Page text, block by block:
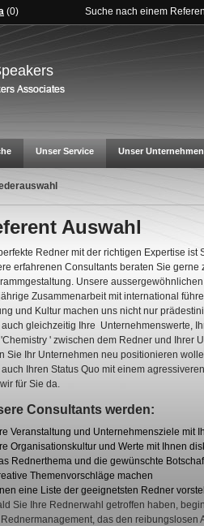
(0) Suche nach einem
Unser Service Unser Unternehmen
Auswahl
Redner mit der richtigen Expertise
erfahrenen Consultants beraten Sie
Unsere
Zusammenarbeit mit international
und Kultur machen uns nicht nur
gleichzeitig Ihre Unternehmenswerte,
' zwischen dem Redner und Ihrer
Sie Ihr Unternehmen neu positionieren
Ihren Status Quo mit einem
für Sie da.
Consultants werden:
Veranstaltung und Unternehmensziele mit
Organisationskultur und Werte mit Ihnen
Rednerthema und die gewünschte
Themenvorschläge machen
eine Liste der geeignetsten Redner
Sie Ihre Rednerwahl getroffen haben,
das den reibungslosen